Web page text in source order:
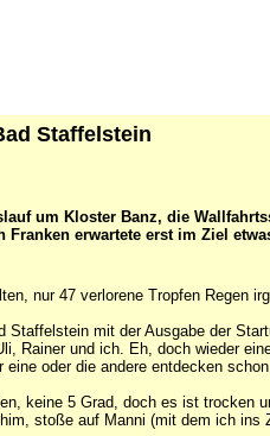
Staffelstein
um Kloster Banz, die
erwartete erst im Ziel
nur 47 verlorene Tropfen Regen
Staffelstein mit der Ausgabe der
Rainer und ich. Eh, doch wieder
oder die andere entdecken
keine 5 Grad, doch es ist
stoße auf Manni (mit dem ich ins